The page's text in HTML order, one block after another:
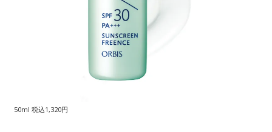
50ml 税込1,320円